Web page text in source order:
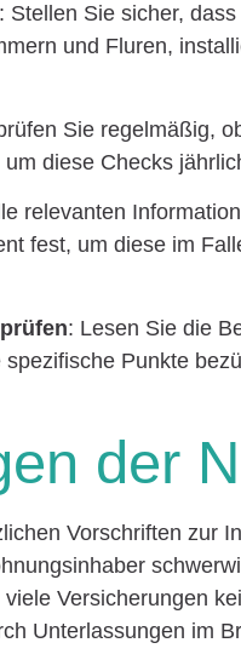
: Stellen Sie sicher,
und Fluren,
Sie regelmäßig,
diese Checks
relevanten
fest, um diese im
: Lesen Sie die
Punkte
der
Vorschriften zur
Versicherungen
Unterlassungen im